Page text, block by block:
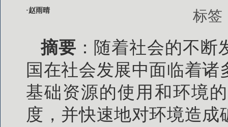
·赵雨晴 标签
摘要 ：随着社会的不
国在社会发展中面临着
基础资源的使用和环境
度，并快速地对环境造